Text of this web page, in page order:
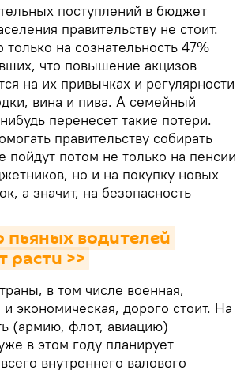
поступлений в бюджет
правительству не стоит.
на сознательность 47%
что повышение акцизов
на их привычках и регулярности
вина и пива. А семейный
перенесет такие потери.
правительству собирать
пойдут потом не только на пенсии
но и на покупку новых
а значит, на безопасность
пьяных водителей
расти >>
в том числе военная,
и экономическая, дорого стоит. На
(армию, флот, авиацию)
в этом году планирует
внутреннего валового